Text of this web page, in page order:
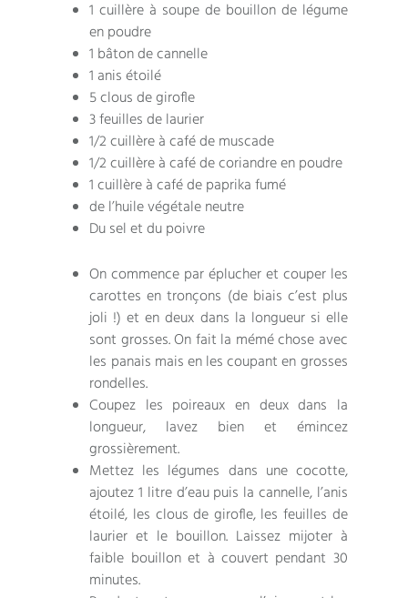
1 cuillère à soupe de bouillon de légume
en poudre
1 bâton de cannelle
1 anis étoilé
5 clous de girofle
3 feuilles de laurier
1/2 cuillère à café de muscade
1/2 cuillère à café de coriandre en poudre
1 cuillère à café de paprika fumé
de l’huile végétale neutre
Du sel et du poivre
On commence par éplucher et couper les
carottes en tronçons (de biais c’est plus
joli !) et en deux dans la longueur si elle
sont grosses. On fait la mémé chose avec
les panais mais en les coupant en grosses
rondelles.
Coupez les poireaux en deux dans la
longueur, lavez bien et émincez
grossièrement.
Mettez les légumes dans une cocotte,
ajoutez 1 litre d’eau puis la cannelle, l’anis
étoilé, les clous de girofle, les feuilles de
laurier et le bouillon. Laissez mijoter à
faible bouillon et à couvert pendant 30
minutes.